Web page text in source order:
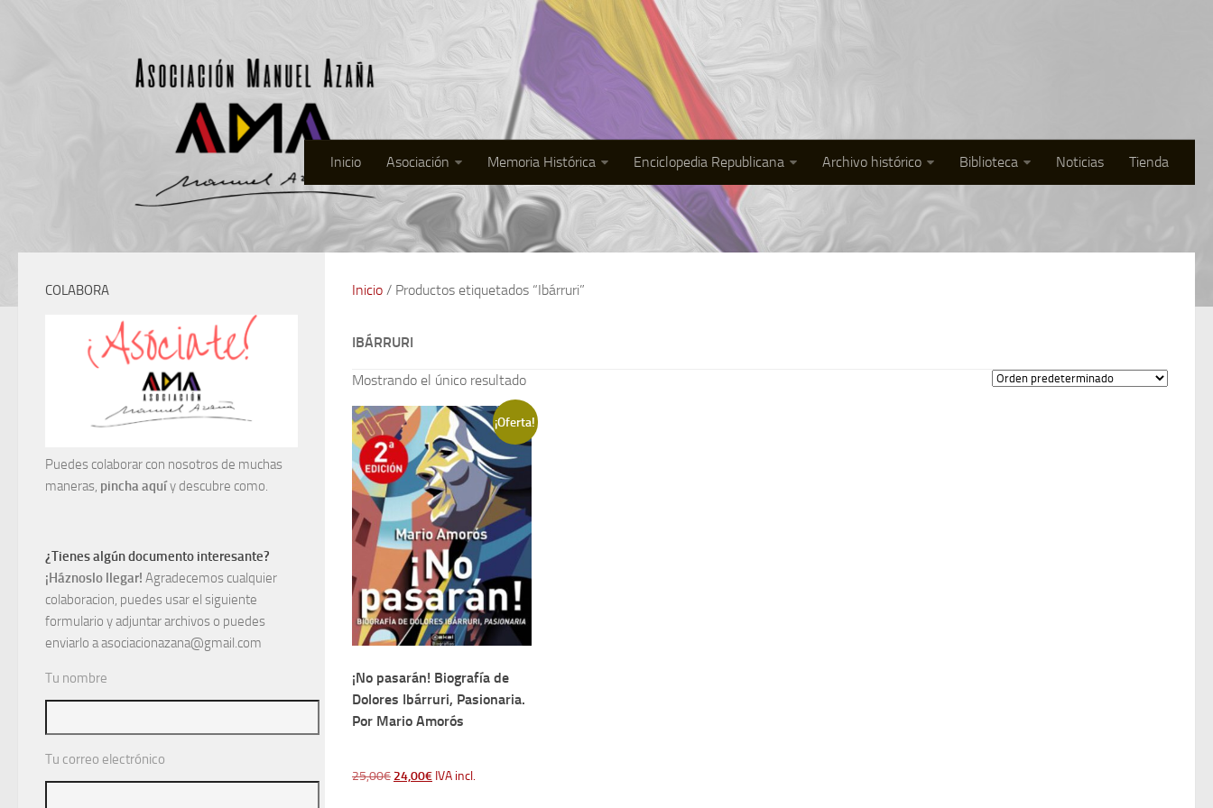
Inicio Asociación Memoria Histórica Enciclopedia Republicana Archivo histórico Biblioteca Noticias Tienda
Inicio / Productos etiquetados “Ibárruri”
IBÁRRURI
Mostrando el único resultado
¡Oferta!
¡No pasarán! Biografía de
Dolores Ibárruri, Pasionaria.
Por Mario Amorós
25,00€ El
24,00€ElIVA incl.
COLABORA
Puedes colaborar con nosotros de muchas
maneras, pincha aquíy descubre como.
¿Tienes algún documento interesante?
¡Háznoslo llegar! Agradecemos cualquier
colaboracion, puedes usar el siguiente
formulario y adjuntar archivos o puedes
enviarlo a asociacionazana@gmail.com
Tu nombre
Tu correo electrónico